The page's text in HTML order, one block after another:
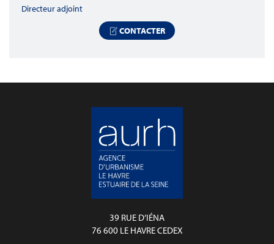
Directeur adjoint
CONTACTER
39 RUE D’IÉNA
76 600 LE HAVRE CEDEX